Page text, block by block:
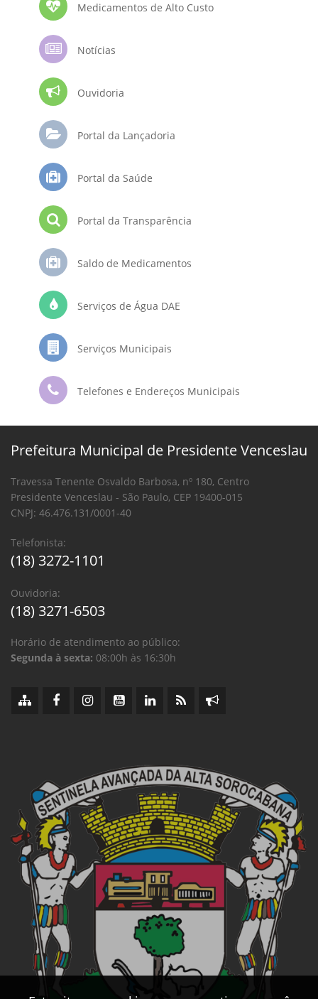
Medicamentos de Alto Custo
Notícias
Ouvidoria
Portal da Lançadoria
Portal da Saúde
Portal da Transparência
Saldo de Medicamentos
Serviços de Água DAE
Serviços Municipais
Telefones e Endereços Municipais
Prefeitura Municipal de Presidente Venceslau
Travessa Tenente Osvaldo Barbosa, nº 180, Centro
Presidente Venceslau - São Paulo, CEP 19400-015
CNPJ: 46.476.131/0001-40
Telefonista:
(18) 3272-1101
Ouvidoria:
(18) 3271-6503
Horário de atendimento ao público:
Segunda à sexta: 08:00h às 16:30h